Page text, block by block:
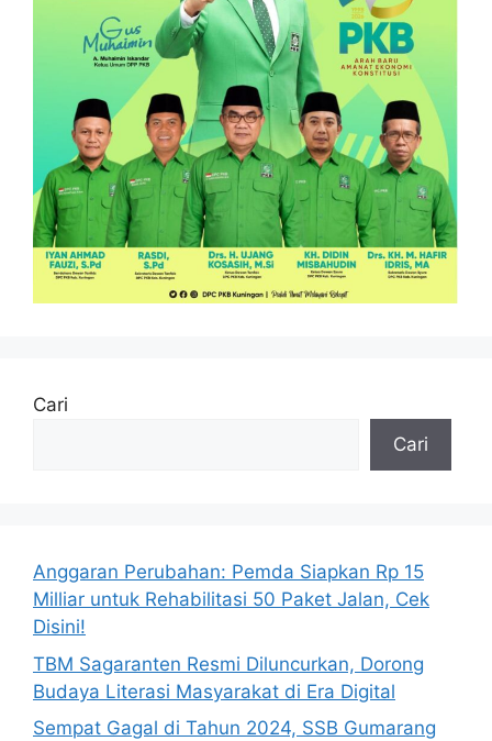
Cari
Cari
Anggaran Perubahan: Pemda Siapkan Rp 15
Milliar untuk Rehabilitasi 50 Paket Jalan, Cek
Disini!
TBM Sagaranten Resmi Diluncurkan, Dorong
Budaya Literasi Masyarakat di Era Digital
Sempat Gagal di Tahun 2024, SSB Gumarang